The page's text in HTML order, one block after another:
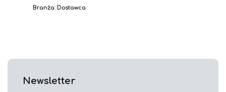
Branża: Dostawca
Newsletter